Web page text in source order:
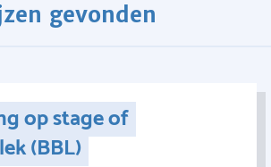
gevonden
op stage of
(BBL)